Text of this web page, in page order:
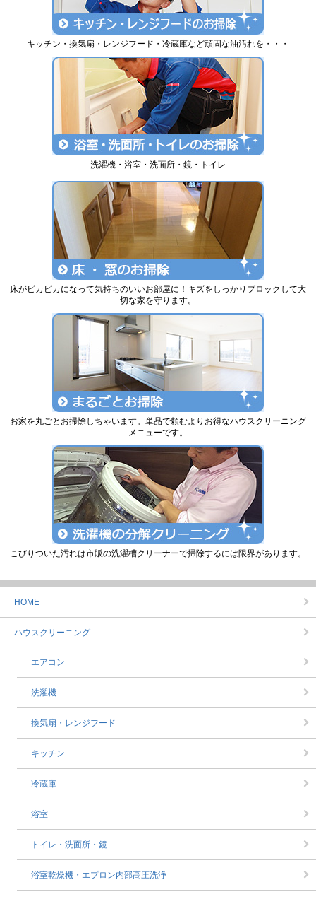
キッチン・換気扇・レンジフード・冷蔵庫など頑固な油汚れを・・・
洗濯機・浴室・洗面所・鏡・トイレ
床がピカピカになって気持ちのいいお部屋に！キズをしっかりブロックして大
切な家を守ります。
お家を丸ごとお掃除しちゃいます。単品で頼むよりお得なハウスクリーニング
メニューです。
こびりついた汚れは市販の洗濯槽クリーナーで掃除するには限界があります。
HOME
ハウスクリーニング
エアコン
洗濯機
換気扇・レンジフード
キッチン
冷蔵庫
浴室
トイレ・洗面所・鏡
浴室乾燥機・エプロン内部高圧洗浄